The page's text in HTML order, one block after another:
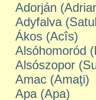
Adorján
Adyfalva
Ákos (Acîs)
Alsóhomoród
Alsószopor
Amac (Amaţi)
Apa (Apa)